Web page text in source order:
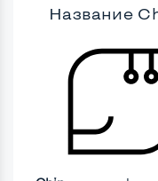
Название